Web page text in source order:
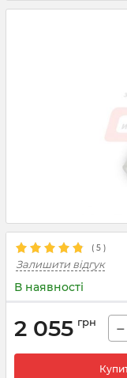
( 5 )
Залишити відгук
В наявності
2 055 грн −